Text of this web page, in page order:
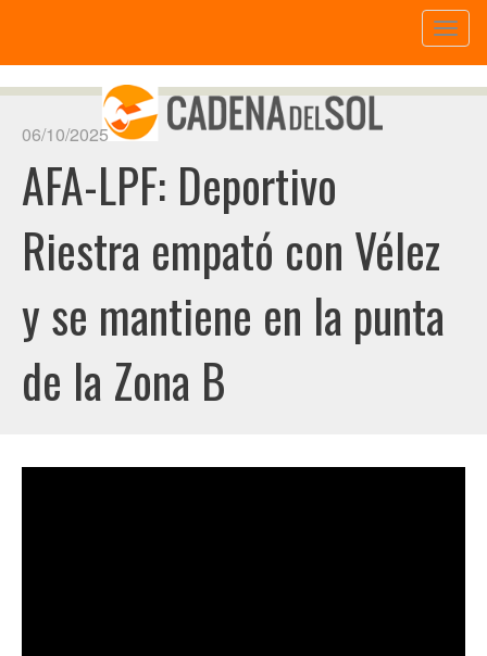
06/10/2025
AFA-LPF: Deportivo
Riestra empató con Vélez
y se mantiene en la punta
de la Zona B